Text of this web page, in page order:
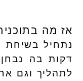
אז מה
דקות בה
לתהליך וגם